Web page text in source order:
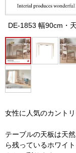
DE-1853 幅90cm・
女性に人気のカント
テーブルの天板は天
ら残っているホワイ